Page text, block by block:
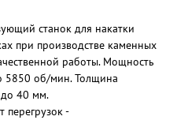
станок для накатки
при производстве каменных
работы. Мощность
5850 об/мин. Толщина
до 40 мм.
перегрузок -